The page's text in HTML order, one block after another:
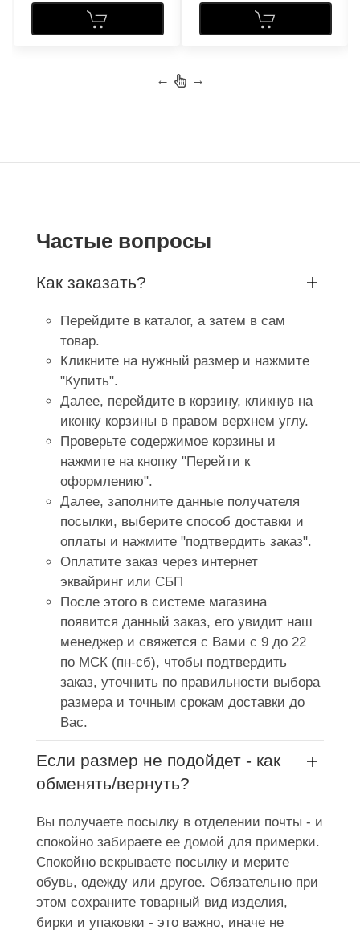
← →
Частые вопросы
Как заказать?
Перейдите в каталог, а затем в сам
товар.
Кликните на нужный размер и нажмите
"Купить".
Далее, перейдите в корзину, кликнув на
иконку корзины в правом верхнем углу.
Проверьте содержимое корзины и
нажмите на кнопку "Перейти к
оформлению".
Далее, заполните данные получателя
посылки, выберите способ доставки и
оплаты и нажмите "подтвердить заказ".
Оплатите заказ через интернет
эквайринг или СБП
После этого в системе магазина
появится данный заказ, его увидит наш
менеджер и свяжется с Вами с 9 до 22
по МСК (пн-сб), чтобы подтвердить
заказ, уточнить по правильности выбора
размера и точным срокам доставки до
Вас.
Если размер не подойдет - как
обменять/вернуть?
Вы получаете посылку в отделении почты - и
спокойно забираете ее домой для примерки.
Спокойно вскрываете посылку и мерите
обувь, одежду или другое. Обязательно при
этом сохраните товарный вид изделия,
бирки и упаковки - это важно, иначе не